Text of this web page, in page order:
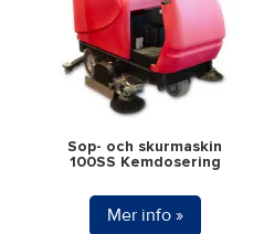
Sop- och skurmaskin
100SS Kemdosering
Mer info »